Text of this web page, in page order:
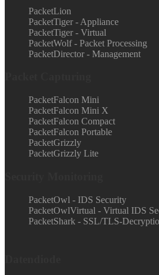
PacketLion
PacketTiger - Appliance
PacketTiger - Virtual
PacketWolf - Packet Processing
PacketDirector - Management
PacketFalcon Mini
PacketFalcon Mini X
PacketFalcon Compact
PacketFalcon Portable
PacketGrizzly
PacketGrizzly Lite
PacketOwl - IDS Security
PacketOwlVirtual - Virtual IDS
PacketShark - SSL/TLS-